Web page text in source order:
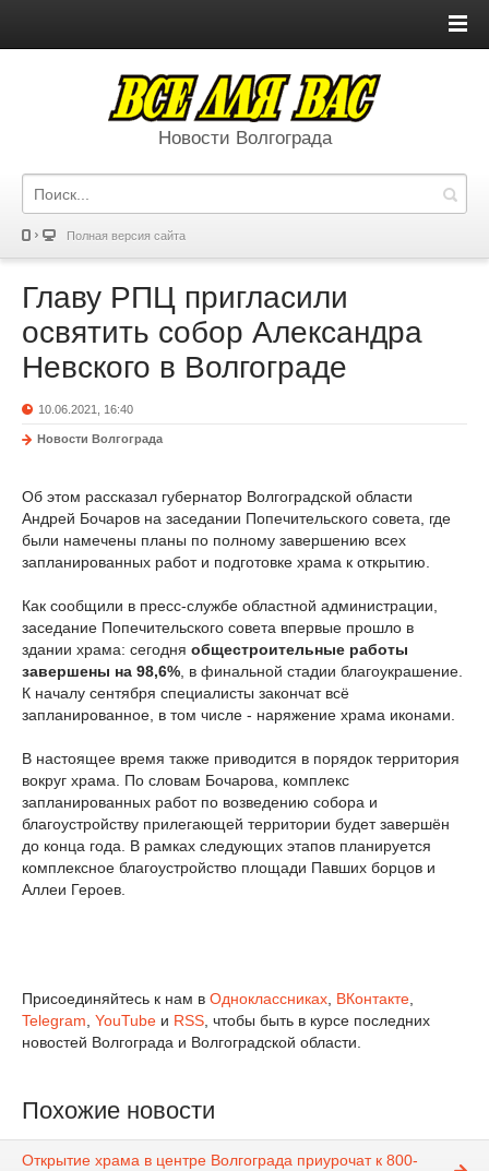
Новости Волгограда
Полная версия сайта
Главу РПЦ пригласили
освятить собор Александра
Невского в Волгограде
10.06.2021, 16:40
Новости Волгограда
Об этом рассказал губернатор Волгоградской области
Андрей Бочаров на заседании Попечительского совета, где
были намечены планы по полному завершению всех
запланированных работ и подготовке храма к открытию.
Как сообщили в пресс-службе областной администрации,
заседание Попечительского совета впервые прошло в
здании храма: сегодня общестроительные работы
завершены на 98,6% , в финальной стадии благоукрашение.
К началу сентября специалисты закончат всё
запланированное, в том числе - наряжение храма иконами.
В настоящее время также приводится в порядок территория
вокруг храма. По словам Бочарова, комплекс
запланированных работ по возведению собора и
благоустройству прилегающей территории будет завершён
до конца года. В рамках следующих этапов планируется
комплексное благоустройство площади Павших борцов и
Аллеи Героев.
Присоединяйтесь к нам в Одноклассниках ВКонтакте
Telegram YouTube и RSS , чтобы быть в курсе последних
новостей Волгограда и Волгоградской области.
Похожие новости
Открытие храма в центре Волгограда приурочат к 800-